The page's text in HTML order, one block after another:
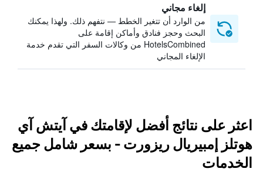
إلغاء مجاني
من الوارد أن تتغير الخطط — نتفهم ذلك. ولهذا يمكنك
البحث وحجز فنادق وأماكن إقامة على
HotelsCombined من وكالات السفر التي تقدم خدمة
الإلغاء المجاني
اعثر على نتائج أفضل لإقامتك في آيتش آي
هوتلز إمبيريال ريزورت - بسعر شامل جميع
الخدمات